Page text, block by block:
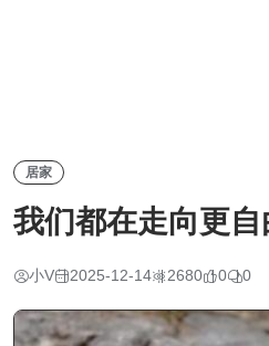
居家
我们都在走向更
小V 2025-12-14 2680 0 0